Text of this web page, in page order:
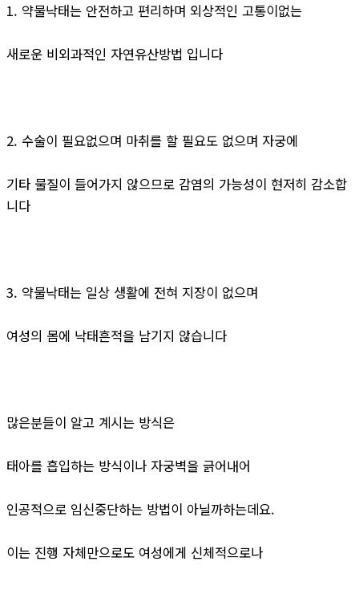
1. 약물낙태는 안전하고 편리하며 외상적인 고통이없는
새로운 비외과적인 자연유산방법 입니다
2. 수술이 필요없으며 마취를 할 필요도 없으며 자궁에
기타 물질이 들어가지 않으므로 감염의 가능성이 현저히 감소합
니다
3. 약물낙태는 일상 생활에 전혀 지장이 없으며
여성의 몸에 낙태흔적을 남기지 않습니다
많은분들이 알고 계시는 방식은
태아를 흡입하는 방식이나 자궁벽을 긁어내어
인공적으로 임신중단하는 방법이 아닐까하는데요.
이는 진행 자체만으로도 여성에게 신체적으로나